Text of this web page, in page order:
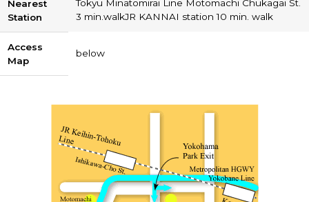
Nearest
Station
Tokyu Minatomirai Line Motomachi Chukagai St.
3 min.walkJR KANNAI station 10 min. walk
Access
Map
below